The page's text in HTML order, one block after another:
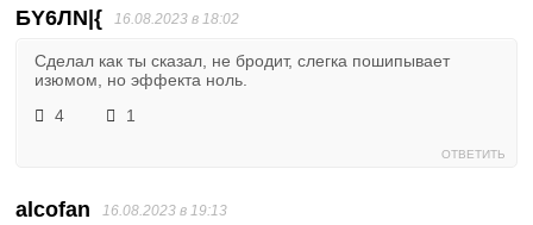
БY6ЛN|{ 16.08.2023 в 18:02
Сделал как ты сказал, не бродит, слегка пошипывает
изюмом, но эффекта ноль.
4
1
ОТВЕТИТЬ
alcofan 16.08.2023 в 19:13